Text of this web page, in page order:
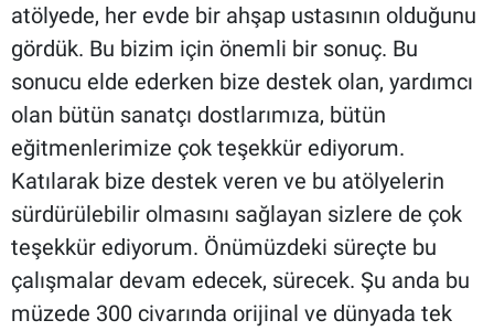
atölyede, her evde bir ahşap ustasının olduğunu
gördük. Bu bizim için önemli bir sonuç. Bu
sonucu elde ederken bize destek olan, yardımcı
olan bütün sanatçı dostlarımıza, bütün
eğitmenlerimize çok teşekkür ediyorum.
Katılarak bize destek veren ve bu atölyelerin
sürdürülebilir olmasını sağlayan sizlere de çok
teşekkür ediyorum. Önümüzdeki süreçte bu
çalışmalar devam edecek, sürecek. Şu anda bu
müzede 300 civarında orijinal ve dünyada tek